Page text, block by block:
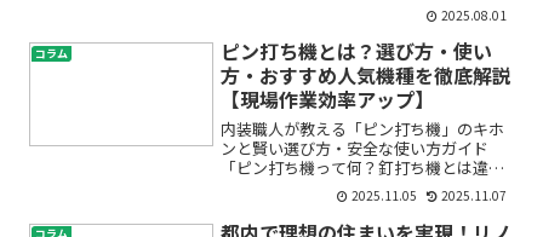
に頼めば安心なの？」「中古マンション
や戸建てリフォームを検討しているけ
ど、費用や進め方が不安…」初めてのリ
ノベーションは、わからない...
2025.08.01
コラム
ピン打ち機とは？選び方・使い
方・おすすめ人気機種を徹底解説
【現場作業効率アップ】
内装職人が教える「ピン打ち機」のキホ
ンと賢い選び方・安全な使い方ガイド
「ピン打ち機って何？釘打ち機とは違う
の？」――内装の現場用語は似た言葉が多
く、初めてだと戸惑いますよね。本記事
では、現場で日常的に使われるワード
2025.11.05 2025.11.07
コラム